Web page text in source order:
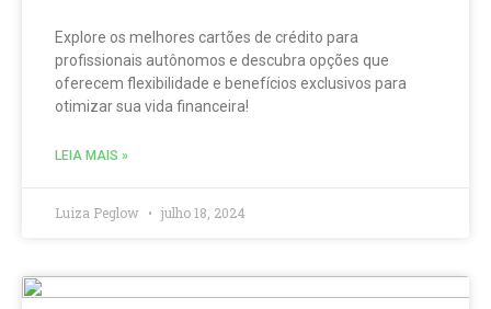
Explore os melhores cartões de crédito para
profissionais autônomos e descubra opções que
oferecem flexibilidade e benefícios exclusivos para
otimizar sua vida financeira!
LEIA MAIS »
Luiza Peglow julho 18, 2024